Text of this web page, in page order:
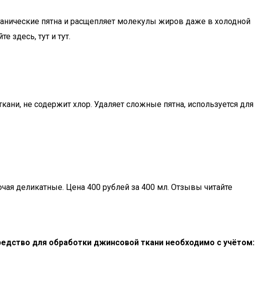
пятна и расщепляет молекулы жиров даже в холодной
здесь, тут и тут.
не содержит хлор. Удаляет сложные пятна, используется для
деликатные. Цена 400 рублей за 400 мл. Отзывы читайте
для обработки джинсовой ткани необходимо с учётом: